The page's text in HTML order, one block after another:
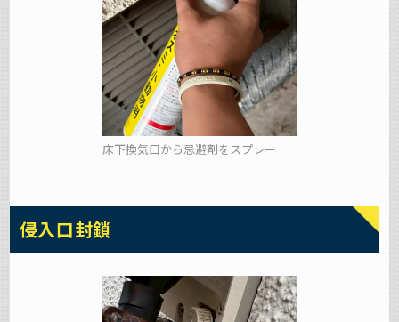
床下換気口から忌避剤をスプレー
侵入口封鎖